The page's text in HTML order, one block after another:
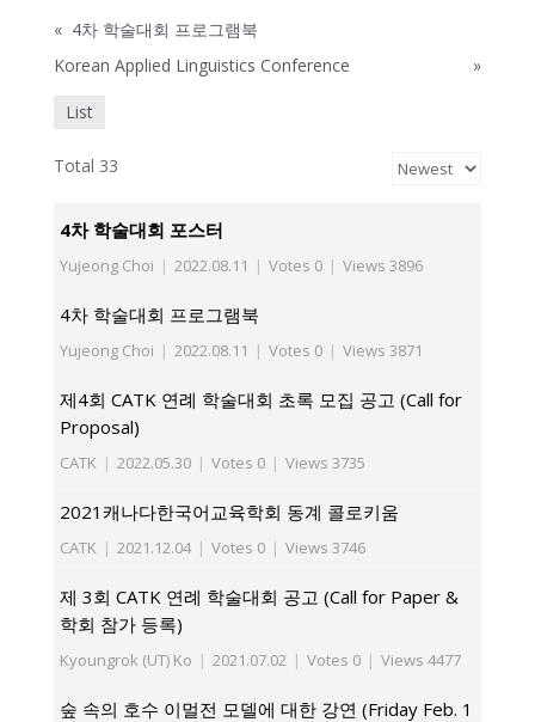
« 4차 학술대회 프로그램북
Korean Applied Linguistics Conference
»
List
Total 33
4차 학술대회 포스터
Yujeong Choi | 2022.08.11 | Votes 0 | Views 3896
4차 학술대회 프로그램북
Yujeong Choi | 2022.08.11 | Votes 0 | Views 3871
제4회 CATK 연례 학술대회 초록 모집 공고 (Call for
Proposal)
CATK | 2022.05.30 | Votes 0 | Views 3735
2021캐나다한국어교육학회 동계 콜로키움
CATK | 2021.12.04 | Votes 0 | Views 3746
제 3회 CATK 연례 학술대회 공고 (Call for Paper &
학회 참가 등록)
Kyoungrok (UT) Ko | 2021.07.02 | Votes 0 | Views 4477
숲 속의 호수 이멀전 모델에 대한 강연 (Friday Feb. 1